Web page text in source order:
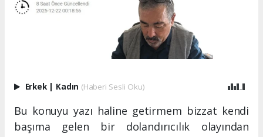
Erkek | Kadın (Haberi Sesli Oku)
Bu konuyu yazı haline getirmem bizzat kendi
başıma gelen bir dolandırıcılık olayından